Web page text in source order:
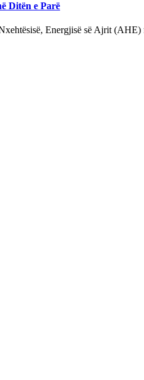
Ditën e Parë
Energjisë së Ajrit